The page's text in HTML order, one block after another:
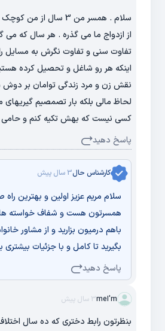
از ازدواج ما می گذره . هر سال که می
تفاوت سنی و تفاوت نگرش به مسایل
اینکه هر رو شاغل و تحصیل کرده
نقش زن و مرد زندگی توامان بر دوش
لحاظ مالی بلکه بار تصمصیم
کسی نیست که بهش تکیه کنم و
پاسخ دهید
کارشناس حال3 سال پیش
سلام مریم عزیز اولین و بهترین
همسرتون هست و شفاف خواسته
باهم درمیون بزارید و از مشاور
بگیرید تا کامل و با جزئیات
پاسخ دهید
meI'm3 سال پیش
بنظرتون رابط دختری که ده سال